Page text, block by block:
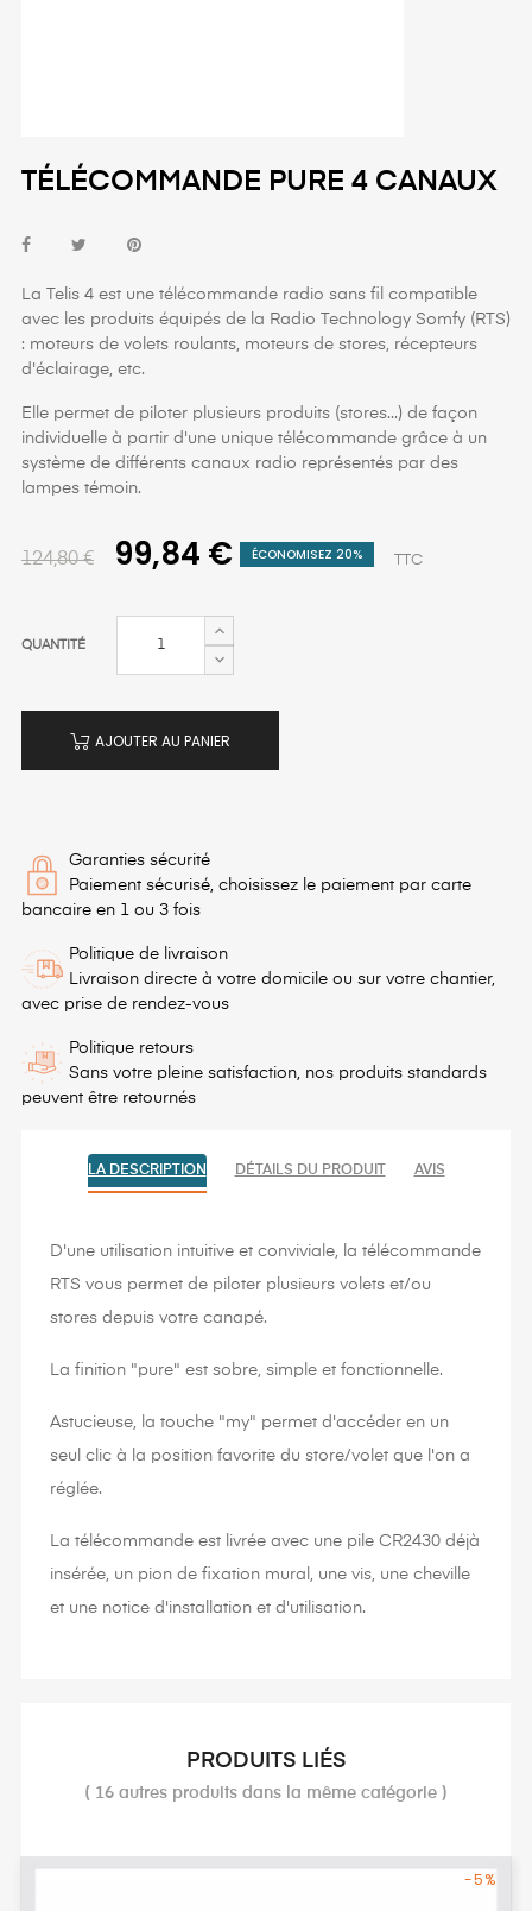
TÉLÉCOMMANDE PURE 4 CANAUX
La Telis 4 est une télécommande radio sans fil compatible
avec les produits équipés de la Radio Technology Somfy (RTS)
: moteurs de volets roulants, moteurs de stores, récepteurs
d'éclairage, etc.
Elle permet de piloter plusieurs produits (stores...) de façon
individuelle à partir d'une unique télécommande grâce à un
système de différents canaux radio représentés par des
lampes témoin.
124,80 € 99,84 € ÉCONOMISEZ 20% TTC
QUANTITÉ
AJOUTER AU PANIER
Garanties sécurité
Paiement sécurisé, choisissez le paiement par carte
bancaire en 1 ou 3 fois
Politique de livraison
Livraison directe à votre domicile ou sur votre chantier,
avec prise de rendez-vous
Politique retours
Sans votre pleine satisfaction, nos produits standards
peuvent être retournés
LA DESCRIPTION DÉTAILS DU PRODUIT AVIS
D'une utilisation intuitive et conviviale, la télécommande
RTS vous permet de piloter plusieurs volets et/ou
stores depuis votre canapé.
La finition "pure" est sobre, simple et fonctionnelle.
Astucieuse, la touche "my" permet d'accéder en un
seul clic à la position favorite du store/volet que l'on a
réglée.
La télécommande est livrée avec une pile CR2430 déjà
insérée, un pion de fixation mural, une vis, une cheville
et une notice d'installation et d'utilisation.
PRODUITS LIÉS
( 16 autres produits dans la même catégorie )
-5%